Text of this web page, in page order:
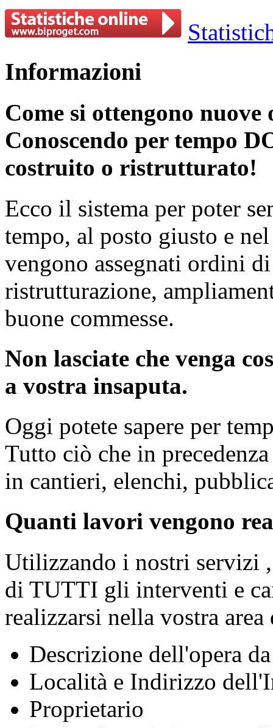
Informazioni
Come si ottengono
Conoscendo per tempo
costruito o ristrutturato!
Ecco il sistema per poter
tempo, al posto giusto e
vengono assegnati ordini
ristrutturazione,
buone commesse.
Non lasciate che venga
a vostra insaputa.
Oggi potete sapere per
Tutto ciò che in
in cantieri, elenchi,
Quanti lavori vengono
Utilizzando i nostri servizi
di TUTTI gli interventi e
realizzarsi nella vostra
Descrizione dell'opera
Località e Indirizzo
Proprietario